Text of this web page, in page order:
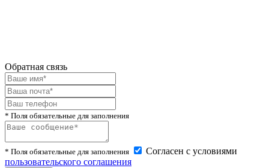
Обратная связь
* Поля обязательные для заполнения
* Поля обязательные для заполнения
Согласен с условиями
пользовательского соглашения